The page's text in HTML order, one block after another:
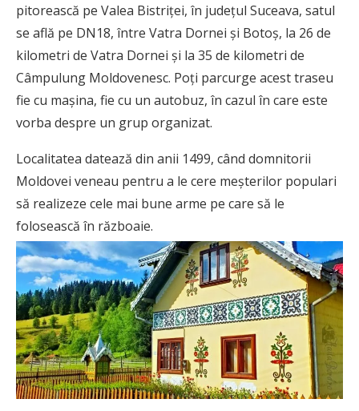
pitorească pe Valea Bistriței, în județul Suceava, satul
se află pe DN18, între Vatra Dornei și Botoș, la 26 de
kilometri de Vatra Dornei și la 35 de kilometri de
Câmpulung Moldovenesc. Poți parcurge acest traseu
fie cu mașina, fie cu un autobuz, în cazul în care este
vorba despre un grup organizat.
Localitatea datează din anii 1499, când domnitorii
Moldovei veneau pentru a le cere meșterilor populari
să realizeze cele mai bune arme pe care să le
folosească în războaie.